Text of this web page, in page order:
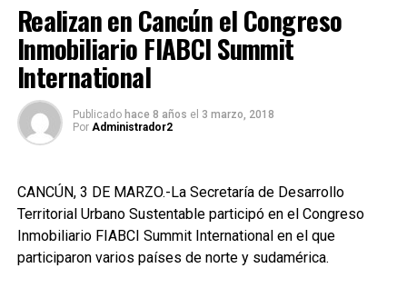
Realizan en Cancún el Congreso
Inmobiliario FIABCI Summit
International
Publicado hace 8 años el 3 marzo, 2018
Por Administrador2
CANCÚN, 3 DE MARZO.-La Secretaría de Desarrollo
Territorial Urbano Sustentable participó en el Congreso
Inmobiliario FIABCI Summit International en el que
participaron varios países de norte y sudamérica.